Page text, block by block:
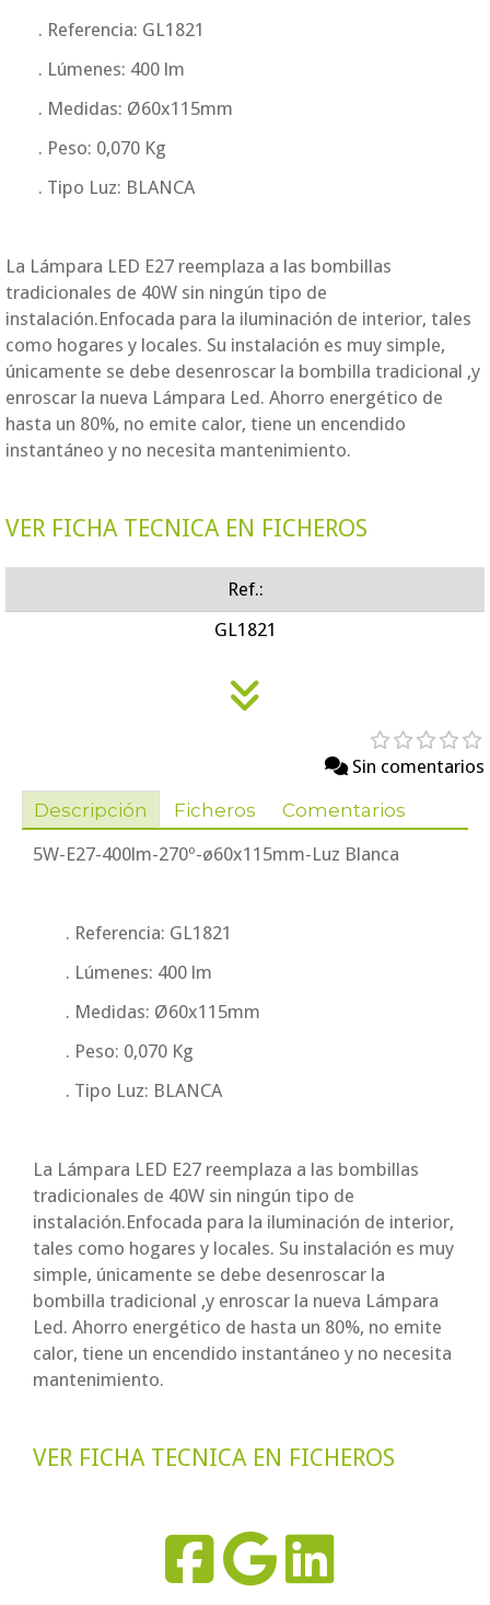
. Referencia: GL1821
. Lúmenes: 400 lm
. Medidas: Ø60x115mm
. Peso: 0,070 Kg
. Tipo Luz: BLANCA
La Lámpara LED E27 reemplaza a las bombillas
tradicionales de 40W sin ningún tipo de
instalación.Enfocada para la iluminación de interior, tales
como hogares y locales. Su instalación es muy simple,
únicamente se debe desenroscar la bombilla tradicional ,y
enroscar la nueva Lámpara Led. Ahorro energético de
hasta un 80%, no emite calor, tiene un encendido
instantáneo y no necesita mantenimiento.
VER FICHA TECNICA EN FICHEROS
Ref.:
GL1821
Sin comentarios
Descripción
Ficheros Comentarios
5W-E27-400lm-270º-ø60x115mm-Luz Blanca
. Referencia: GL1821
. Lúmenes: 400 lm
. Medidas: Ø60x115mm
. Peso: 0,070 Kg
. Tipo Luz: BLANCA
La Lámpara LED E27 reemplaza a las bombillas
tradicionales de 40W sin ningún tipo de
instalación.Enfocada para la iluminación de interior,
tales como hogares y locales. Su instalación es muy
simple, únicamente se debe desenroscar la
bombilla tradicional ,y enroscar la nueva Lámpara
Led. Ahorro energético de hasta un 80%, no emite
calor, tiene un encendido instantáneo y no necesita
mantenimiento.
VER FICHA TECNICA EN FICHEROS